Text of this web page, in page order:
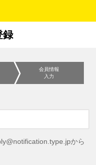
録
会員情報
入力
から